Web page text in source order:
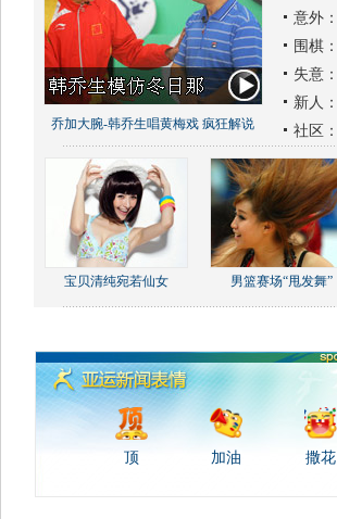
乔加大腕-韩乔生唱黄梅戏 疯狂解说
意外：
围棋：
失意：
新人：
社区：
宝贝清纯宛若仙女 男篮赛场“甩发舞”
顶 加油 撒花